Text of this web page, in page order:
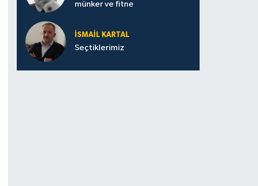
münker ve fitne
İSMAIL KARTAL
Seçtiklerimiz